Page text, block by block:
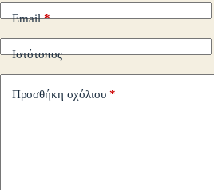
Email*
Ιστότοπος
Προσθήκη σχόλιου *